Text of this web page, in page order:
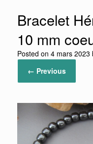
Bracelet
10 mm
Posted on 4 mars 2023
← Previous